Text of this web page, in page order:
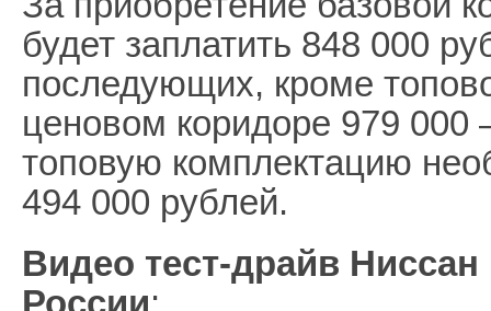
будет заплатить 848 000
последующих, кроме
ценовом коридоре 979
топовую комплектацию
494 000 рублей.
Видео тест-драйв
России: